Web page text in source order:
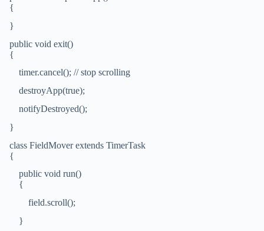
{
}
public void exit()
{
timer.cancel(); // stop scrolling
destroyApp(true);
notifyDestroyed();
}
class FieldMover extends TimerTask
{
public void run()
{
field.scroll();
}